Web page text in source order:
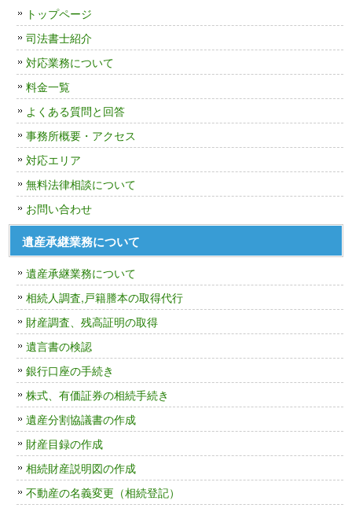
トップページ
司法書士紹介
対応業務について
料金一覧
よくある質問と回答
事務所概要・アクセス
対応エリア
無料法律相談について
お問い合わせ
遺産承継業務について
遺産承継業務について
相続人調査,戸籍謄本の取得代行
財産調査、残高証明の取得
遺言書の検認
銀行口座の手続き
株式、有価証券の相続手続き
遺産分割協議書の作成
財産目録の作成
相続財産説明図の作成
不動産の名義変更（相続登記）